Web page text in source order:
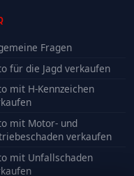
Fragen
für die Jagd verkaufen
mit H-Kennzeichen
mit Motor- und
verkaufen
mit Unfallschaden